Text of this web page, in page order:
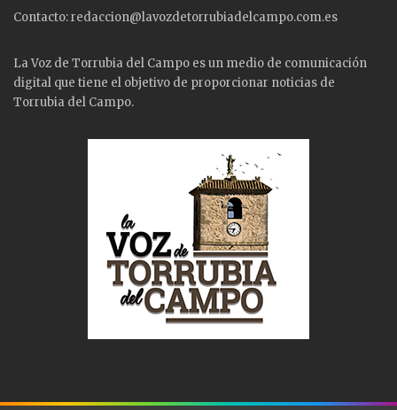
Contacto: redaccion@lavozdetorrubiadelcampo.com.es
La Voz de Torrubia del Campo es un medio de comunicación
digital que tiene el objetivo de proporcionar noticias de
Torrubia del Campo.